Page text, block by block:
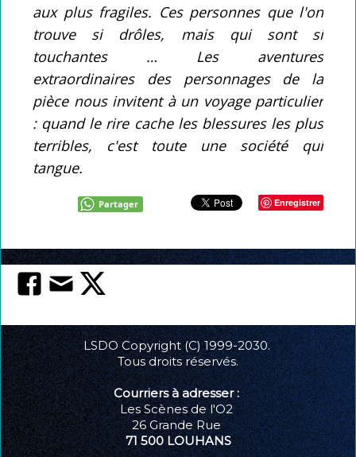
aux plus fragiles. Ces personnes que l'on
trouve si drôles, mais qui sont si
touchantes … Les aventures
extraordinaires des personnages de la
pièce nous invitent à un voyage particulier
: quand le rire cache les blessures les plus
terribles, c'est toute une société qui
tangue.
Enregistrer
Partager
LSDO Copyright (C) 1999-2030.
Tous droits réservés.
Courriers à adresser :
Les Scènes de l'O2
26 Grande Rue
71 500 LOUHANS